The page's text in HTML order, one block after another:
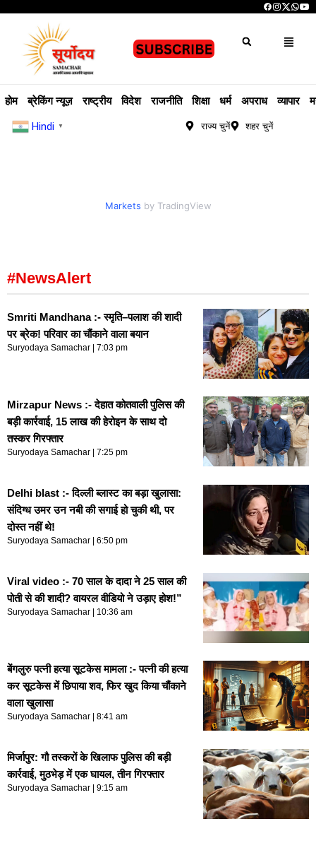
होम ब्रेकिंग न्यूज़ राष्ट्रीय विदेश राजनीति शिक्षा धर्म अपराध व्यापार
Hindi ▼ राज्य चुनें शहर चुनें
Markets by TradingView
#NewsAlert
Smriti Mandhana :- स्मृति–पलाश की शादी
पर ब्रेक! परिवार का चौंकाने वाला बयान
Suryodaya Samachar 7:03 pm
Mirzapur News :- देहात कोतवाली पुलिस की
बड़ी कार्रवाई, 15 लाख की हेरोइन के साथ दो
तस्कर गिरफ्तार
Suryodaya Samachar 7:25 pm
Delhi blast :- दिल्ली ब्लास्ट का बड़ा खुलासा:
संदिग्ध उमर उन नबी की सगाई हो चुकी थी, पर
दोस्त नहीं थे!
Suryodaya Samachar 6:50 pm
Viral video :- 70 साल के दादा ने 25 साल की
पोती से की शादी? वायरल वीडियो ने उड़ाए होश!”
Suryodaya Samachar 10:36 am
बेंगलुरु पत्नी हत्या सूटकेस मामला :- पत्नी की हत्या
कर सूटकेस में छिपाया शव, फिर खुद किया चौंकाने
वाला खुलासा
Suryodaya Samachar 8:41 am
मिर्जापुर: गौ तस्करों के खिलाफ पुलिस की बड़ी
कार्रवाई, मुठभेड़ में एक घायल, तीन गिरफ्तार
Suryodaya Samachar 9:15 am